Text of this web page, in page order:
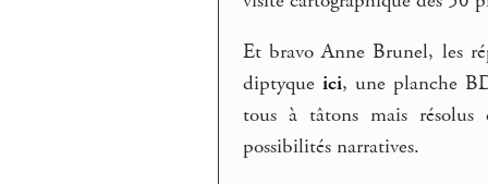
Et bravo Anne Brunel, les
diptyqueici, une planche
tous à tâtons mais
possibilités narratives.